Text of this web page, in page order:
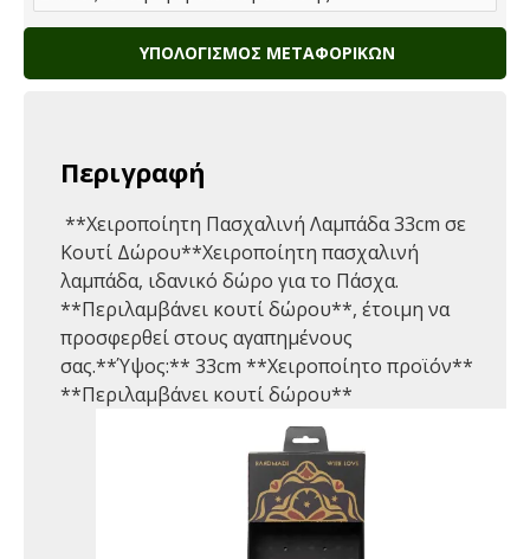
ΥΠΟΛΟΓΙΣΜΌΣ ΜΕΤΑΦΟΡΙΚΏΝ
Περιγραφή
️ **Χειροποίητη Πασχαλινή Λαμπάδα 33cm σε
Κουτί Δώρου**Χειροποίητη πασχαλινή
λαμπάδα, ιδανικό δώρο για το Πάσχα.
**Περιλαμβάνει κουτί δώρου**, έτοιμη να
προσφερθεί στους αγαπημένους
σας.**Ύψος:** 33cm **Χειροποίητο προϊόν**
**Περιλαμβάνει κουτί δώρου**